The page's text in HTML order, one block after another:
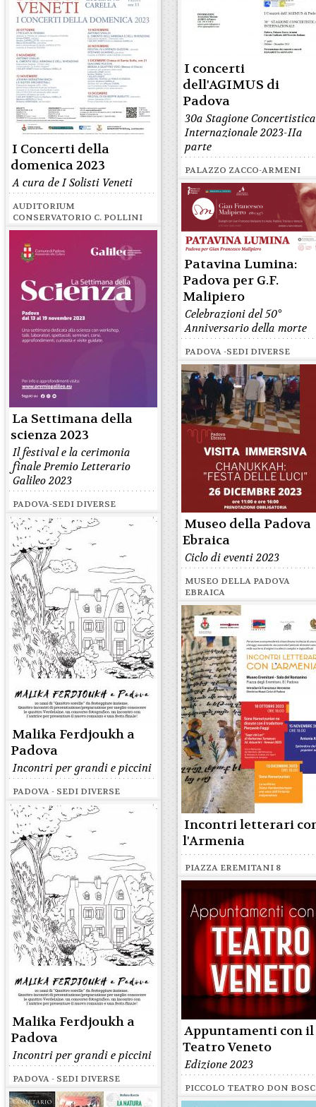
I Concerti della
domenica 2023
A cura de I Solisti Veneti
AUDITORIUM
CONSERVATORIO C. POLLINI
I concerti
dell'AGIMUS di
Padova
30a Stagione Concertistica
Internazionale 2023-IIa
parte
PALAZZO ZACCO-ARMENI
Patavina Lumina:
Padova per G.F.
Malipiero
Celebrazioni del 50°
Anniversario della morte
PADOVA -SEDI DIVERSE
La Settimana della
scienza 2023
Il festival e la cerimonia
finale Premio Letterario
Galileo 2023
PADOVA-SEDI DIVERSE
Museo della Padova
Ebraica
Ciclo di eventi 2023
MUSEO DELLA PADOVA
EBRAICA
Malika Ferdjoukh a
Padova
Incontri per grandi e piccini
PADOVA - SEDI DIVERSE
Incontri letterari
l'Armenia
PIAZZA EREMITANI 8
Malika Ferdjoukh a
Padova
Incontri per grandi e piccini
PADOVA - SEDI DIVERSE
Appuntamenti con il
Teatro Veneto
Edizione 2023
PICCOLO TEATRO DON